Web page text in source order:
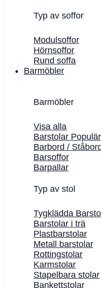
Typ av soffor
Modulsoffor
Hörnsoffor
Rund soffa
Barmöbler
Barmöbler
Visa alla
Barstolar
Barbord /
Barsoffor
Barpallar
Typ av stol
Tygklädda
Barstolar i trä
Plastbarstolar
Metall barstolar
Rottingstolar
Karmstolar
Stapelbara stolar
Bankettstolar